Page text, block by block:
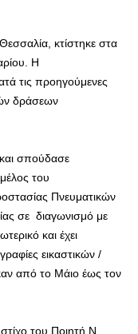
κτίστηκε στα
Η
τις προηγούμενες
δράσεων
σπούδασε
του
Πνευματικών
σε διαγωνισμό με
και έχει
εικαστικών /
από το Μάιο έως τον
του Ποιητή Ν.